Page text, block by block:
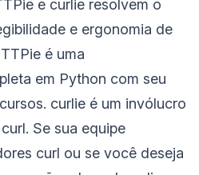
e curlie resolvem o
e ergonomia de
é uma
em Python com seu
curlie é um invólucro
Se sua equipe
curl ou se você deseja